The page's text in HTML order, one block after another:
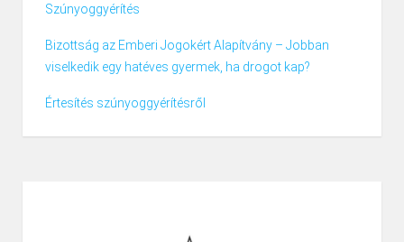
Szúnyoggyérítés
Bizottság az Emberi Jogokért Alapítvány – Jobban
viselkedik egy hatéves gyermek, ha drogot kap?
Értesítés szúnyoggyérítésről